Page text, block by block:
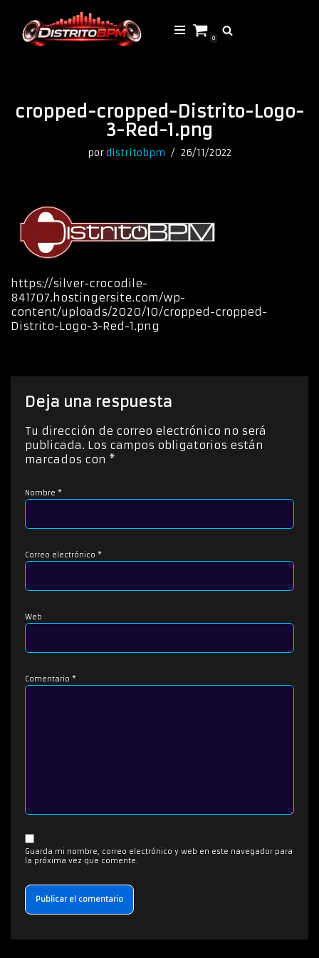
Saltar
0
cropped-cropped-Distrito-Logo-
3-Red-1.png
pordistritobpm 26/11/2022
https://silver-crocodile-
841707.hostingersite.com/wp-
content/uploads/2020/10/cropped-cropped-
Distrito-Logo-3-Red-1.png
Deja una respuesta
Tu dirección de correo electrónico no será
publicada. Los campos obligatorios están
marcados con *
Nombre *
Correo electrónico *
Web
Comentario *
Guarda mi nombre, correo electrónico y web en este navegador para
la próxima vez que comente.